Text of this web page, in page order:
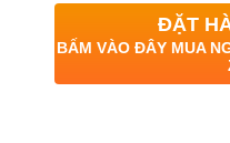
ĐẶT
BẤM VÀO ĐÂY MUA